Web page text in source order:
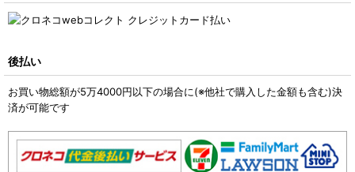
後払い
お買い物総額が5万4000円以下の場合に(※他社で購入した金額も含む)決
済が可能です